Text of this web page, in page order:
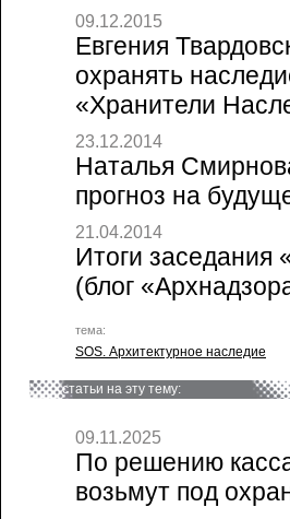
09.12.2015
Евгения
охранять
«Хранители
23.12.2014
Наталья
прогноз на
21.04.2014
Итоги заседания
(блог
тема:
SOS. Архитектурное наследие
статьи на эту тему:
09.11.2025
По решению
возьмут под